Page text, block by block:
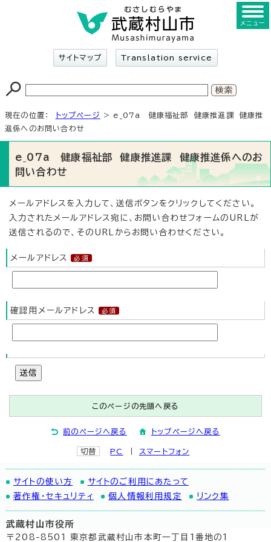
サイトマップ Translation service
メニュー
現在の位置： トップページ
> e_07a 健康福祉部 健康推進課 健康推
進係へのお問い合わせ
e_07a 健康福祉部 健康推進課 健康推進係へのお
問い合わせ
メールアドレスを入力して、送信ボタンをクリックしてください。
入力されたメールアドレス宛に、お問い合わせフォームのURLが
送信されるので、そのURLからお問い合わせください。
メールアドレス
確認用メールアドレス
送信
このページの先頭へ戻る
前のページへ戻る トップページへ戻る
切替 PC スマートフォン
サイトの使い方
サイトのご利用にあたって
著作権・セキュリティ
個人情報利用規定 リンク集
武蔵村山市役所
〒208-8501 東京都武蔵村山市本町一丁目1番地の1